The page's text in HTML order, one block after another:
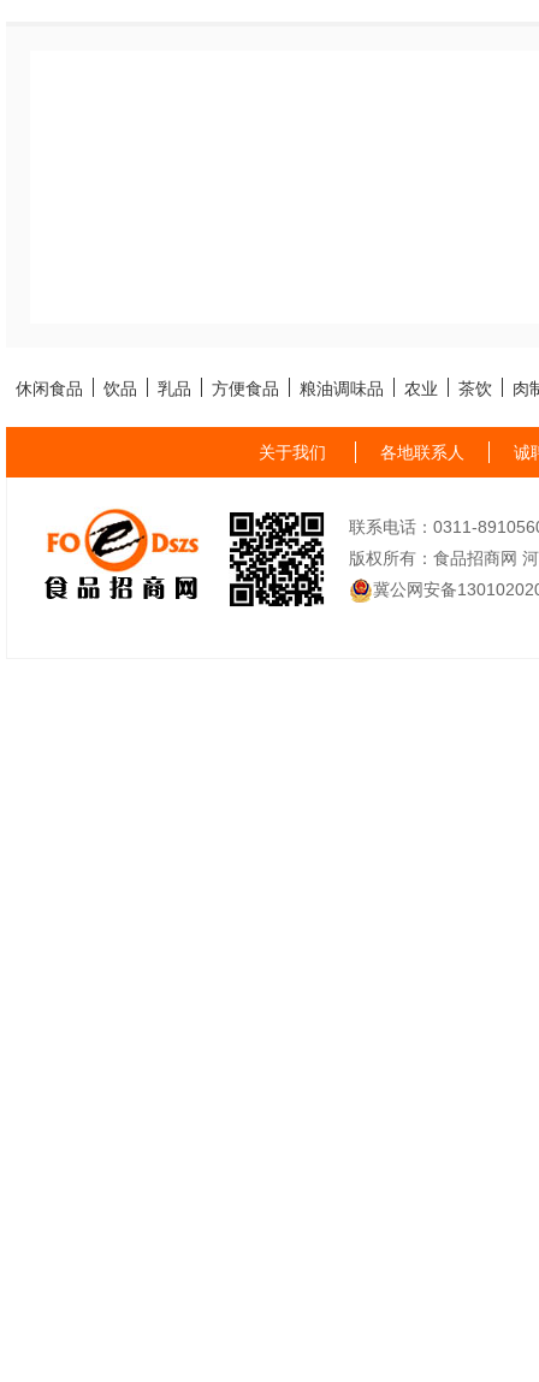
休闲食品 饮品 乳品 方便食品 粮油调味品 农业 茶饮 肉
关于我们 各地联系人 诚
联系电话：0311-
版权所有：食品招商网
冀公网安备